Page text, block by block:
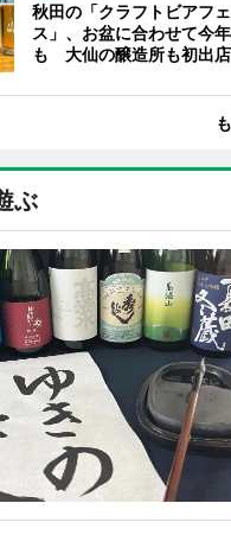
秋田の「クラフトビアフェ
ス」、お盆に合わせて今年
も 大仙の醸造所も初出店
ぶ